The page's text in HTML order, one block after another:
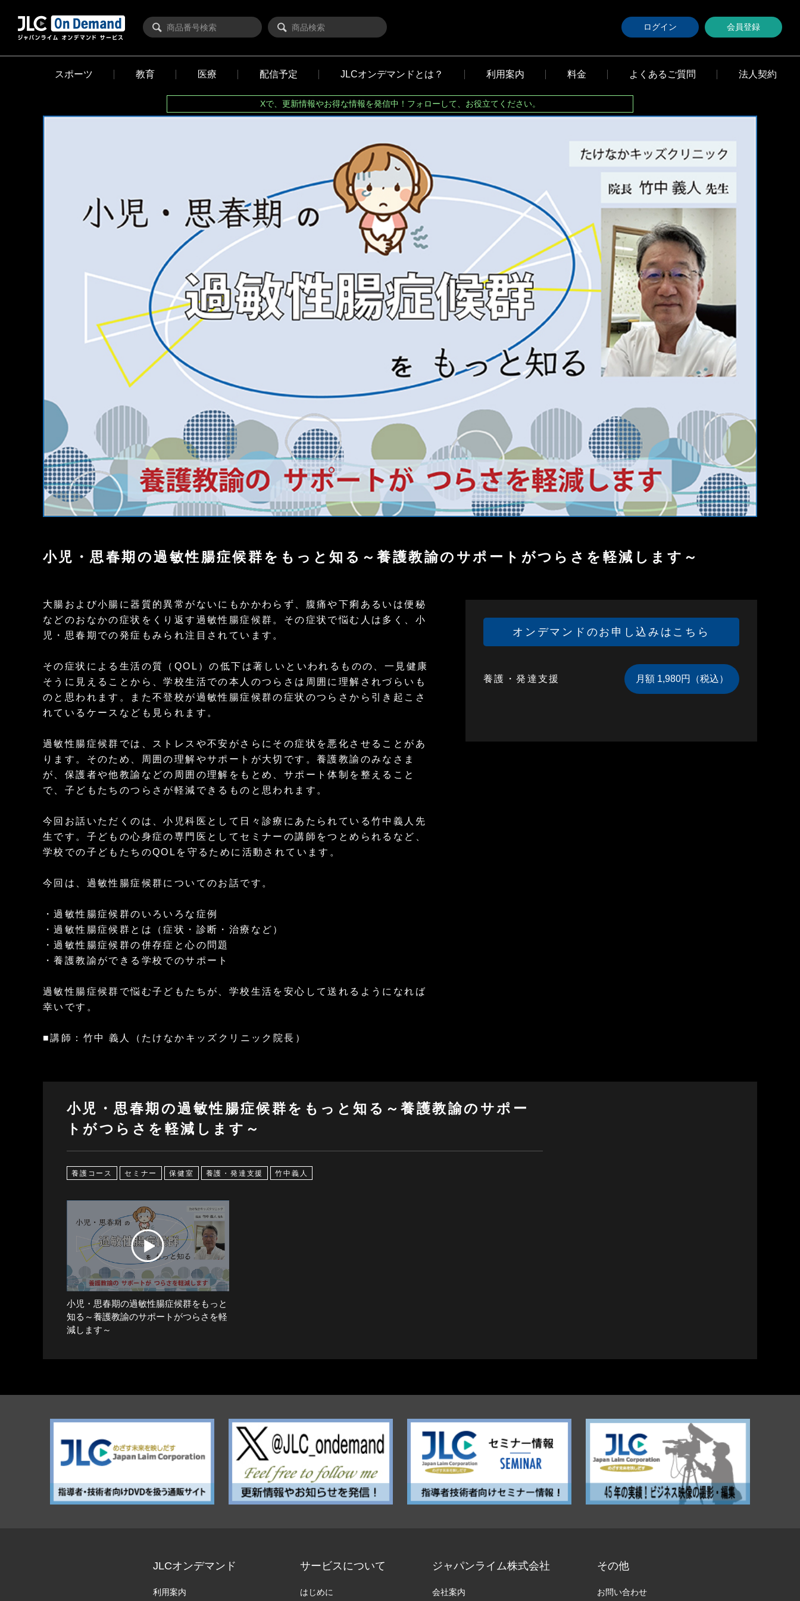
ログイン 会員登録
スポーツ 教育 医療 配信予定 JLCオンデマンドとは？ 利用案内 料金 よくあるご質問 法人契約
Xで、更新情報やお得な情報を発信中！フォローして、お役立てください。
小児・思春期の過敏性腸症候群をもっと知る～養護教諭のサポートがつらさを軽減します～
大腸および小腸に器質的異常がないにもかかわらず、腹痛や下痢あるいは便秘
などのおなかの症状をくり返す過敏性腸症候群。その症状で悩む人は多く、小
児・思春期での発症もみられ注目されています。
その症状による生活の質（QOL）の低下は著しいといわれるものの、一見健康
そうに見えることから、学校生活での本人のつらさは周囲に理解されづらいも
のと思われます。また不登校が過敏性腸症候群の症状のつらさから引き起こさ
れているケースなども見られます。
過敏性腸症候群では、ストレスや不安がさらにその症状を悪化させることがあ
ります。そのため、周囲の理解やサポートが大切です。養護教諭のみなさま
が、保護者や他教諭などの周囲の理解をもとめ、サポート体制を整えること
で、子どもたちのつらさが軽減できるものと思われます。
今回お話いただくのは、小児科医として日々診療にあたられている竹中義人先
生です。子どもの心身症の専門医としてセミナーの講師をつとめられるなど、
学校での子どもたちのQOLを守るために活動されています。
今回は、過敏性腸症候群についてのお話です。
・過敏性腸症候群のいろいろな症例
・過敏性腸症候群とは（症状・診断・治療など）
・過敏性腸症候群の併存症と心の問題
・養護教諭ができる学校でのサポート
過敏性腸症候群で悩む子どもたちが、学校生活を安心して送れるようになれば
幸いです。
■講師：竹中 義人（たけなかキッズクリニック院長）
オンデマンドのお申し込みはこちら
養護・発達支援
小児・思春期の過敏性腸症候群をもっと知る～養護教諭のサポー
トがつらさを軽減します～
養護コース セミナー 保健室 養護・発達支援 竹中義人
小児・思春期の過敏性腸症候群をもっと
知る～養護教諭のサポートがつらさを軽
減します～
JLCオンデマンド
利用案内
サービスについて
はじめに
ジャパンライム株式会社
会社案内
その他
お問い合わせ